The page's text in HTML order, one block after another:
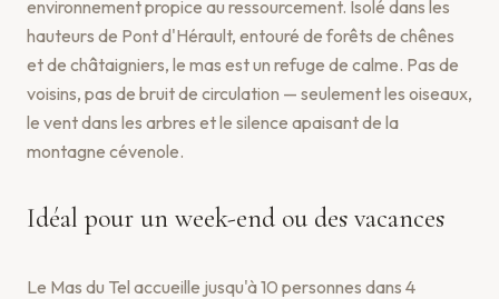
environnement propice au ressourcement. Isolé dans les
hauteurs de Pont d'Hérault, entouré de forêts de chênes
et de châtaigniers, le mas est un refuge de calme. Pas de
voisins, pas de bruit de circulation — seulement les oiseaux,
le vent dans les arbres et le silence apaisant de la
montagne cévenole.
Idéal pour un week-end ou des vacances
Le Mas du Tel accueille jusqu'à 10 personnes dans 4